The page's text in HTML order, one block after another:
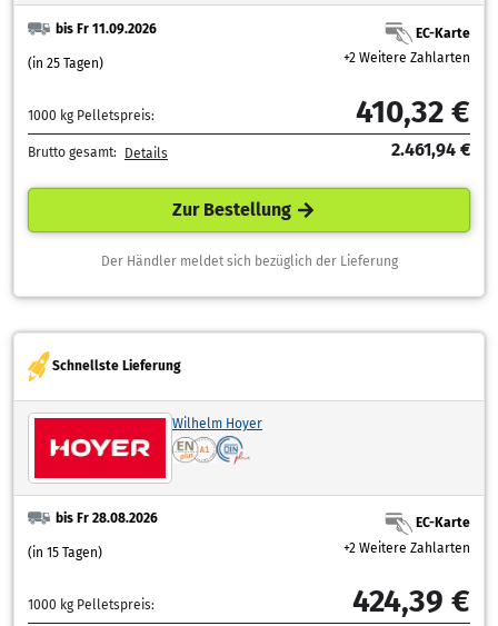
bis Fr 11.09.2026
(in 25 Tagen)
EC-Karte
+2 Weitere Zahlarten
1000 kg Pelletspreis: 410,32 €
Brutto gesamt: Details 2.461,94 €
Zur Bestellung
Der Händler meldet sich bezüglich der Lieferung
Schnellste Lieferung
Wilhelm Hoyer
bis Fr 28.08.2026
(in 15 Tagen)
EC-Karte
+2 Weitere Zahlarten
1000 kg Pelletspreis: 424,39 €